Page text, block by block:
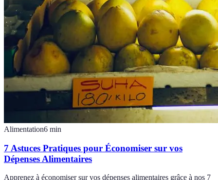
Alimentation6 min
7 Astuces Pratiques pour Économiser sur vos
Dépenses Alimentaires
Apprenez à économiser sur vos dépenses alimentaires grâce à nos 7